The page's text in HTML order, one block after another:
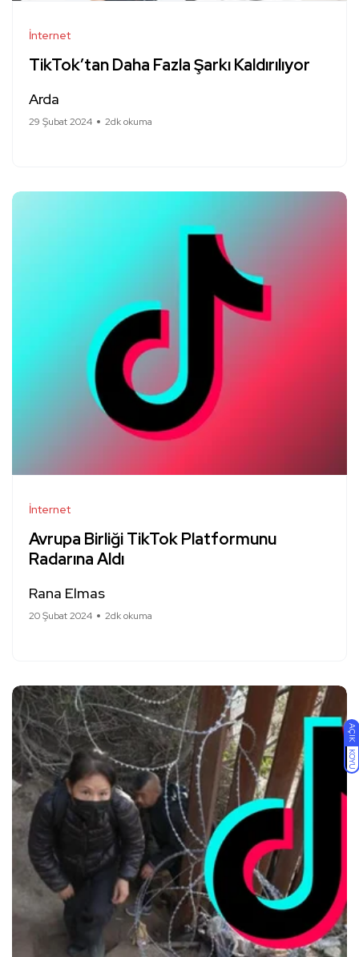
AÇIK
KOYU
İnternet
TikTok’tan Daha Fazla Şarkı Kaldırılıyor
Arda
29 Şubat 2024 2dk okuma
İnternet
Avrupa Birliği TikTok Platformunu
Radarına Aldı
Rana Elmas
20 Şubat 2024 2dk okuma